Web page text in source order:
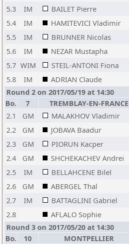
5.3 IM BAILET Pierre
5.4
IM HAMITEVICI Vladimir
5.5
IM BRUNNER Nicolas
5.6
IM NEZAR Mustapha
5.7 WIM STEIL-ANTONI Fiona
5.8
IM ADRIAN Claude
Round 2 on 2017/05/19 at 14:30
Bo.
7 TREMBLAY-EN-FRANCE
2.1
GM MALAKHOV Vladimir
2.2
GM JOBAVA Baadur
2.3
GM PIORUN Kacper
2.4
GM SHCHEKACHEV Andrei
2.5
IM BELLAHCENE Bilel
2.6
GM ABERGEL Thal
2.7
IM BATTAGLINI Gabriel
2.8
AFLALO Sophie
Round 3 on 2017/05/20 at 14:30
Bo.
10 MONTPELLIER